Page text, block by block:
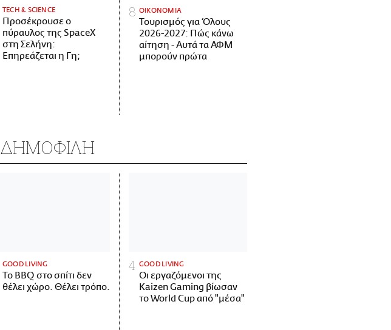
ΤECH & SCIENCE
Προσέκρουσε ο
πύραυλος της SpaceX
στη Σελήνη:
Επηρεάζεται η Γη;
ΟΙΚΟΝΟΜΙΑ
Τουρισμός για Όλους
2026-2027: Πώς κάνω
αίτηση - Αυτά τα ΑΦΜ
μπορούν πρώτα
ΔΗΜΟΦΙΛΗ
GOOD LIVING
Το BBQ στο σπίτι δεν
θέλει χώρο. Θέλει τρόπο.
GOOD LIVING
Οι εργαζόμενοι της
Kaizen Gaming βίωσαν
το World Cup από "μέσα"